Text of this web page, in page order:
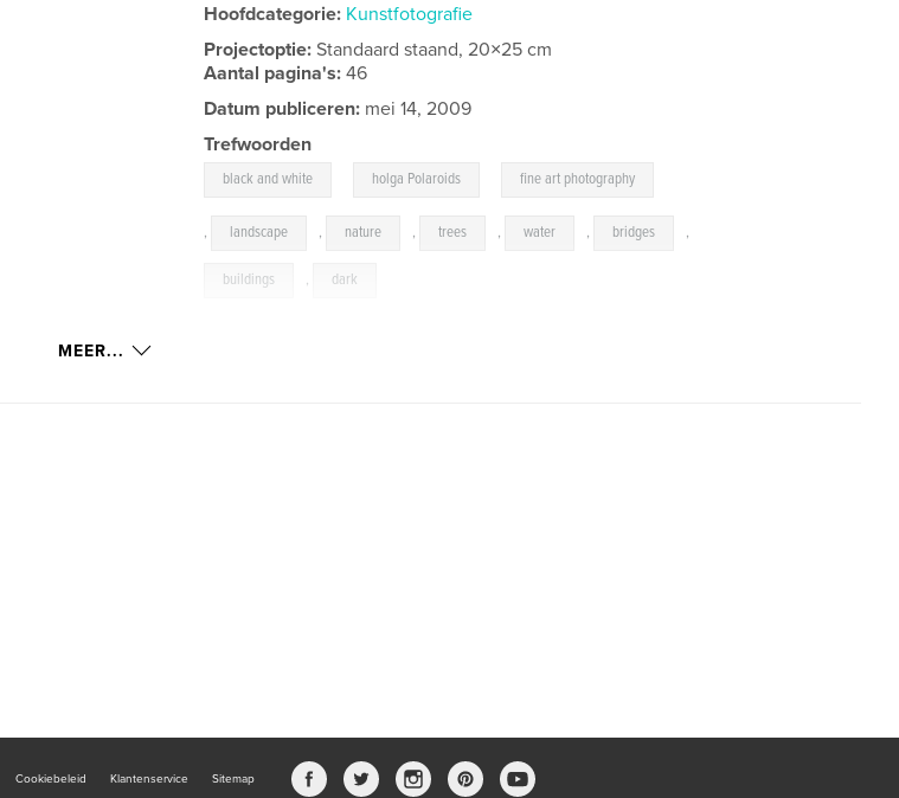
Hoofdcategorie: Kunstfotografie
Projectoptie:Standaard staand, 20×25 cm
Aantal pagina's:46
Datum publiceren: mei 14, 2009
Trefwoorden
black and white holga Polaroids fine art photography
, landscape , nature , trees , water , bridges ,
buildings , dark
MEER...
Cookiebeleid Klantenservice Sitemap